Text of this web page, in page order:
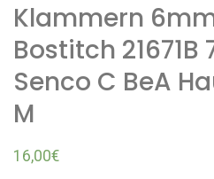
Klammern
Bostitch 21671B
Senco C BeA
M
16,00€